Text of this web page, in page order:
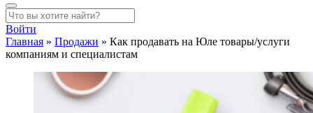
Войти
Главная » Продажи » Как продавать на Юле товары/услуги
компаниям и специалистам